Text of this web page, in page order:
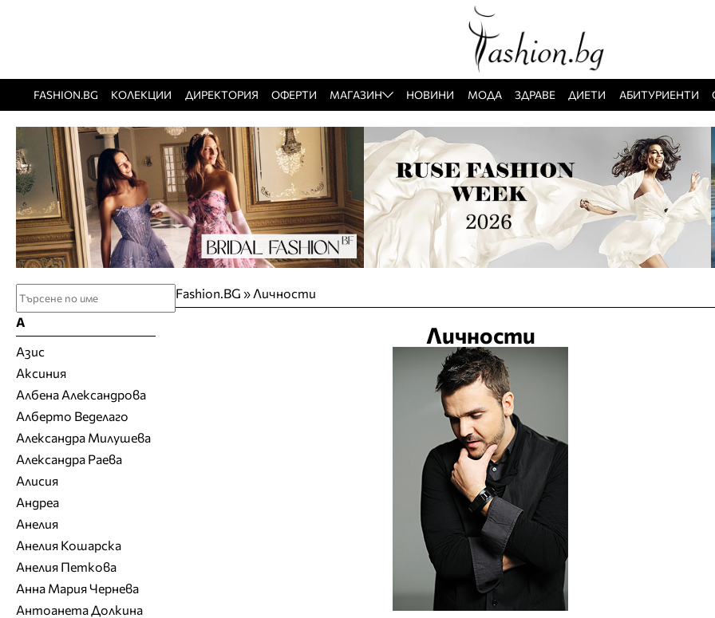
FASHION.BG КОЛЕКЦИИ ДИРЕКТОРИЯ ОФЕРТИ МАГАЗИН НОВИНИ МОДА ЗДРАВЕ ДИЕТИ АБИТУРИЕНТИ
Fashion.BG » Личности
Личности
А
Азис
Аксиния
Албена Александрова
Алберто Веделаго
Александра Милушева
Александра Раева
Алисия
Андреа
Анелия
Анелия Кошарска
Анелия Петкова
Анна Мария Чернева
Антоанета Долкина